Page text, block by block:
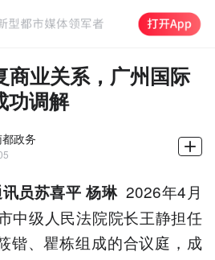
商业关系，广州国际
功调解
政务
员苏喜平 杨琳2026年4月
中级人民法院院长王静担任
锴、瞿栋组成的合议庭，成